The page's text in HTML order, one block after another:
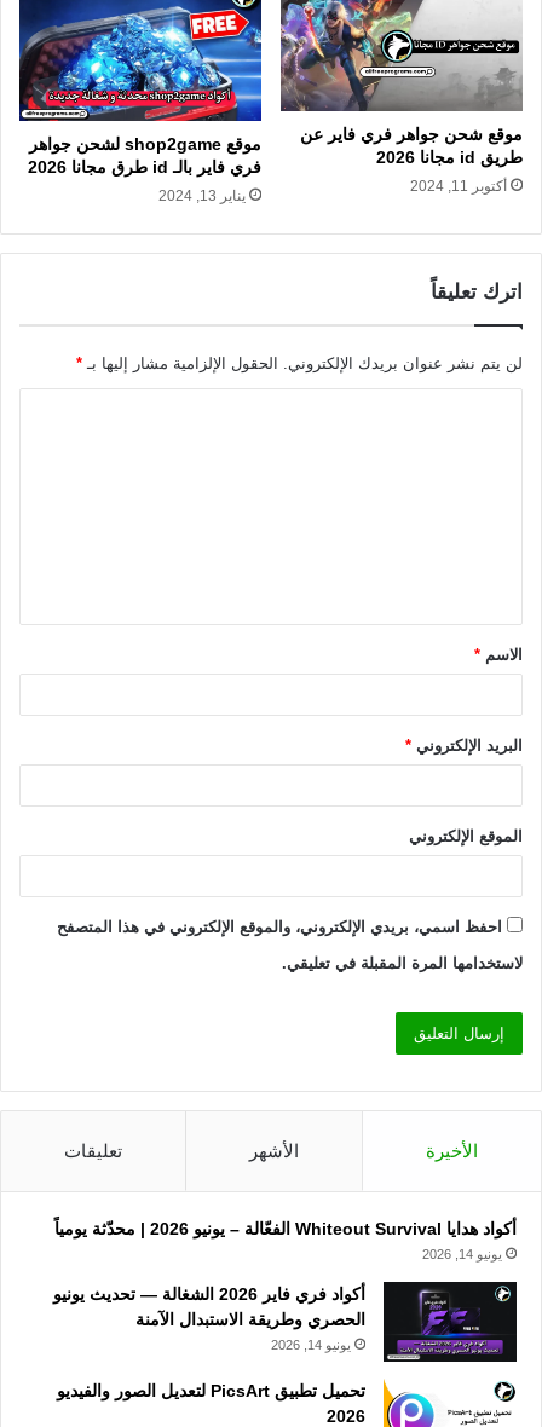
موقع شحن جواهر فري فاير عن
طريق id مجانا 2026
أكتوبر 11, 2024
موقع shop2game لشحن جواهر
فري فاير بالـ id طرق مجانا 2026
يناير 13, 2024
اترك تعليقاً
لن يتم نشر عنوان بريدك الإلكتروني. الحقول الإلزامية مشار إليها بـ *
ق
*الاسم *
البريد الإلكتروني *
الموقع الإلكتروني
احفظ اسمي، بريدي الإلكتروني، والموقع الإلكتروني في هذا المتصفح
لاستخدامها المرة المقبلة في تعليقي.
الأخيرة الأشهر تعليقات
أكواد هدايا Whiteout Survival الفعّالة – يونيو 2026 | محدّثة يومياً
يونيو 14, 2026
أكواد فري فاير 2026 الشغالة — تحديث يونيو
الحصري وطريقة الاستبدال الآمنة
يونيو 14, 2026
تحميل تطبيق PicsArt لتعديل الصور والفيديو
2026